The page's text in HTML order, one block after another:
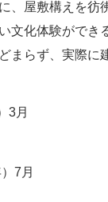
、屋敷構えを彷
文化体験ができ
まらず、実際に
3月
7月